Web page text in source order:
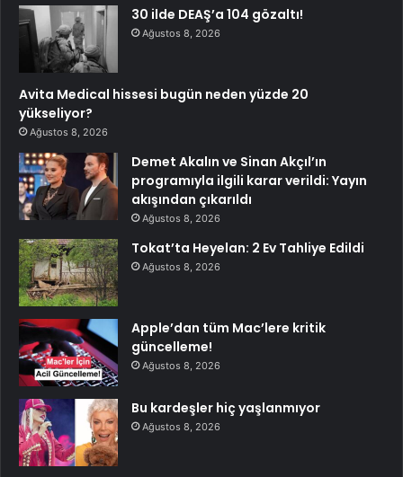
30 ilde DEAŞ’a 104 gözaltı!
Ağustos 8, 2026
Avita Medical hissesi bugün neden yüzde 20
yükseliyor?
Ağustos 8, 2026
Demet Akalın ve Sinan Akçıl’ın
programıyla ilgili karar verildi: Yayın
akışından çıkarıldı
Ağustos 8, 2026
Tokat’ta Heyelan: 2 Ev Tahliye Edildi
Ağustos 8, 2026
Apple’dan tüm Mac’lere kritik
güncelleme!
Ağustos 8, 2026
Bu kardeşler hiç yaşlanmıyor
Ağustos 8, 2026